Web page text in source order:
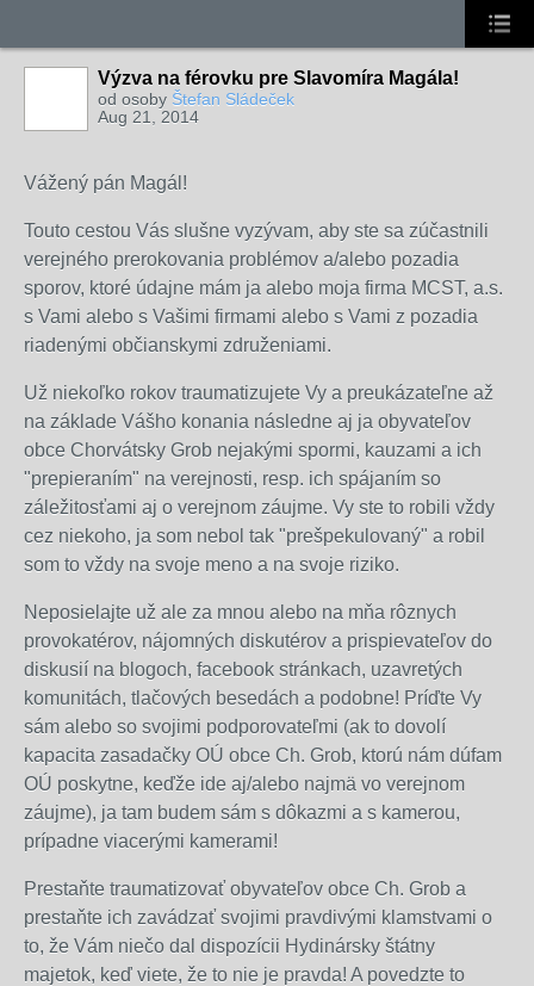
Výzva na férovku pre Slavomíra Magála!
od osoby Štefan Sládeček
Aug 21, 2014
Vážený pán Magál!
Touto cestou Vás slušne vyzývam, aby ste sa zúčastnili
verejného prerokovania problémov a/alebo pozadia
sporov, ktoré údajne mám ja alebo moja firma MCST, a.s.
s Vami alebo s Vašimi firmami alebo s Vami z pozadia
riadenými občianskymi združeniami.
Už niekoľko rokov traumatizujete Vy a preukázateľne až
na základe Vášho konania následne aj ja obyvateľov
obce Chorvátsky Grob nejakými spormi, kauzami a ich
"prepieraním" na verejnosti, resp. ich spájaním so
záležitosťami aj o verejnom záujme. Vy ste to robili vždy
cez niekoho, ja som nebol tak "prešpekulovaný" a robil
som to vždy na svoje meno a na svoje riziko.
Neposielajte už ale za mnou alebo na mňa rôznych
provokatérov, nájomných diskutérov a prispievateľov do
diskusií na blogoch, facebook stránkach, uzavretých
komunitách, tlačových besedách a podobne! Príďte Vy
sám alebo so svojimi podporovateľmi (ak to dovolí
kapacita zasadačky OÚ obce Ch. Grob, ktorú nám dúfam
OÚ poskytne, keďže ide aj/alebo najmä vo verejnom
záujme), ja tam budem sám s dôkazmi a s kamerou,
prípadne viacerými kamerami!
Prestaňte traumatizovať obyvateľov obce Ch. Grob a
prestaňte ich zavádzať svojimi pravdivými klamstvami o
to, že Vám niečo dal dispozícii Hydinársky štátny
majetok, keď viete, že to nie je pravda! A povedzte to